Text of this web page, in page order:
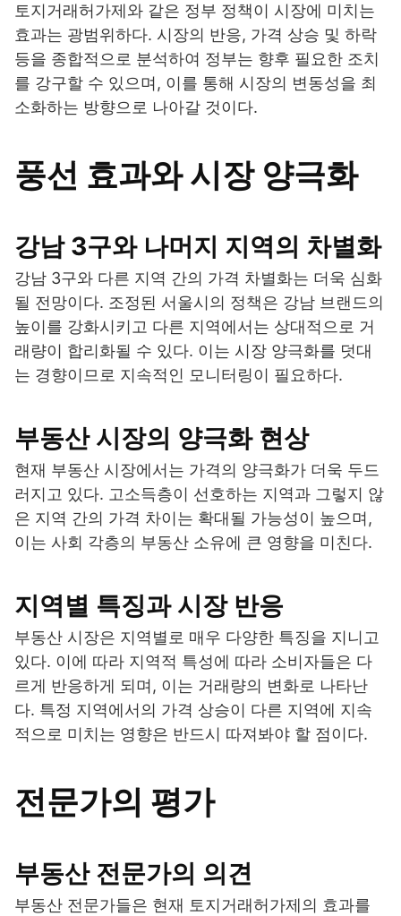
토지거래허가제와 같은 정부 정책이 시장에 미치는
효과는 광범위하다. 시장의 반응, 가격 상승 및 하락
등을 종합적으로 분석하여 정부는 향후 필요한 조치
를 강구할 수 있으며, 이를 통해 시장의 변동성을 최
소화하는 방향으로 나아갈 것이다.
풍선 효과와 시장 양극화
강남 3구와 나머지 지역의 차별화
강남 3구와 다른 지역 간의 가격 차별화는 더욱 심화
될 전망이다. 조정된 서울시의 정책은 강남 브랜드의
높이를 강화시키고 다른 지역에서는 상대적으로 거
래량이 합리화될 수 있다. 이는 시장 양극화를 덧대
는 경향이므로 지속적인 모니터링이 필요하다.
부동산 시장의 양극화 현상
현재 부동산 시장에서는 가격의 양극화가 더욱 두드
러지고 있다. 고소득층이 선호하는 지역과 그렇지 않
은 지역 간의 가격 차이는 확대될 가능성이 높으며,
이는 사회 각층의 부동산 소유에 큰 영향을 미친다.
지역별 특징과 시장 반응
부동산 시장은 지역별로 매우 다양한 특징을 지니고
있다. 이에 따라 지역적 특성에 따라 소비자들은 다
르게 반응하게 되며, 이는 거래량의 변화로 나타난
다. 특정 지역에서의 가격 상승이 다른 지역에 지속
적으로 미치는 영향은 반드시 따져봐야 할 점이다.
전문가의 평가
부동산 전문가의 의견
부동산 전문가들은 현재 토지거래허가제의 효과를